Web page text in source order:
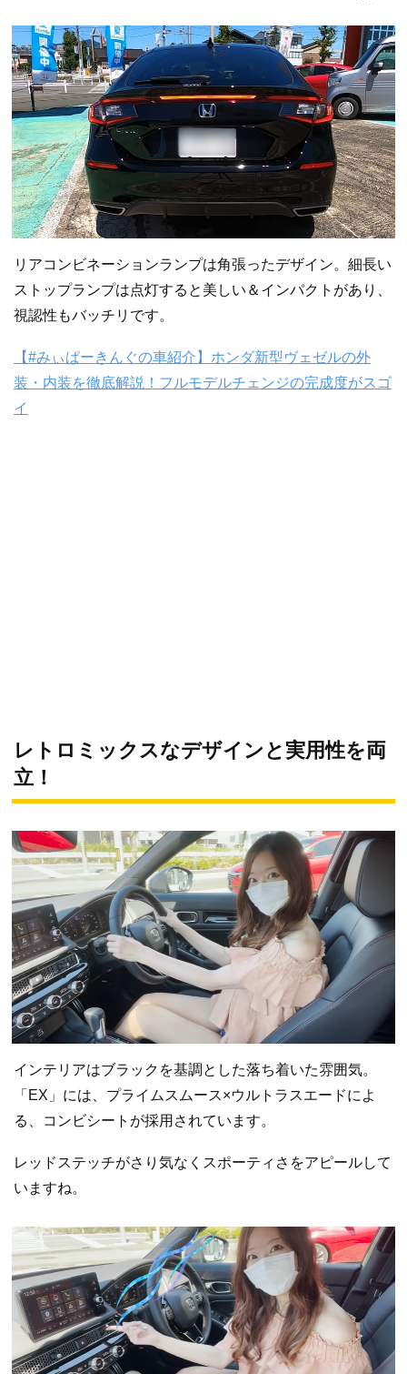
リアコンビネーションランプは角張ったデザイン。細長い
ストップランプは点灯すると美しい＆インパクトがあり、
視認性もバッチリです。
【#みぃぱーきんぐの車紹介】ホンダ新型ヴェゼルの外
装・内装を徹底解説！フルモデルチェンジの完成度がスゴ
イ
レトロミックスなデザインと実用性を両
立！
インテリアはブラックを基調とした落ち着いた雰囲気。
「EX」には、プライムスムース×ウルトラスエードによ
る、コンビシートが採用されています。
レッドステッチがさり気なくスポーティさをアピールして
いますね。